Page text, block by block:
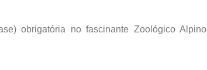
obrigatória no fascinante Zoológico Alpino